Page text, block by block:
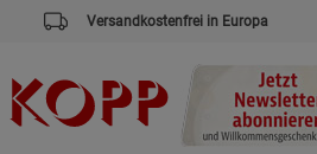
Versandkostenfrei in Europa